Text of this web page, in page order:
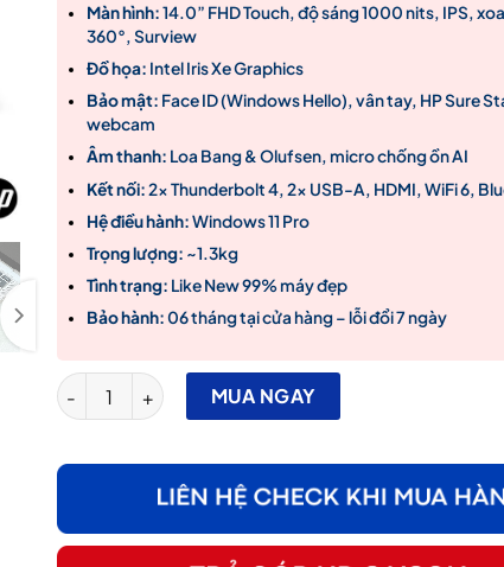
Màn hình:14.0” FHD Touch, độ sáng 1000 nits, IPS,
360°, Surview
Đồ họa: Intel Iris Xe Graphics
Bảo mật: Face ID (Windows Hello), vân tay, HP Sure
webcam
Âm thanh: Loa Bang & Olufsen, micro chống ồn AI
Kết nối:2x Thunderbolt 4, 2x USB-A, HDMI, WiFi 6,
Hệ điều hành:Windows 11 Pro
Trọng lượng: ~1.3kg
Tình trạng: Like New 99% máy đẹp
Bảo hành:06 tháng tại cửa hàng – lỗi đổi 7 ngày
Laptop HP EliteBook X360 1040 G8 Core i7-1185G7 /
MUA NGAY